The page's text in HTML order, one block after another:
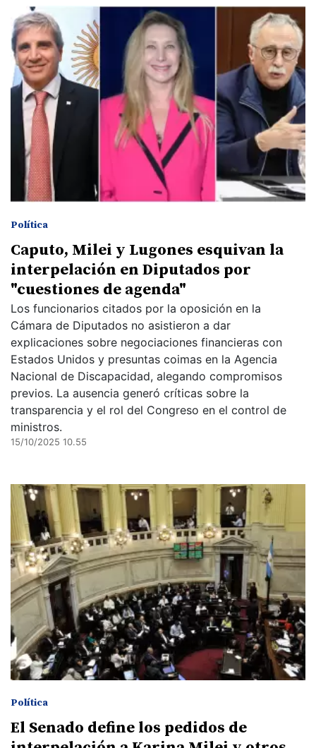
Política
Caputo, Milei y Lugones esquivan la
interpelación en Diputados por
"cuestiones de agenda"
Los funcionarios citados por la oposición en la
Cámara de Diputados no asistieron a dar
explicaciones sobre negociaciones financieras con
Estados Unidos y presuntas coimas en la Agencia
Nacional de Discapacidad, alegando compromisos
previos. La ausencia generó críticas sobre la
transparencia y el rol del Congreso en el control de
ministros.
15/10/2025 10.55
Política
El Senado define los pedidos de